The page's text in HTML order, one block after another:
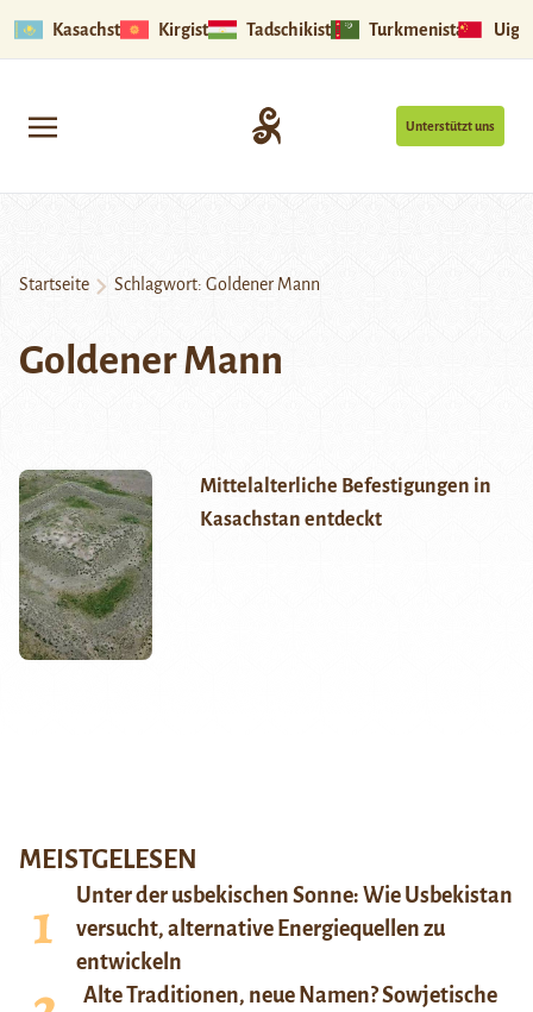
Kasachstan Kirgistan Tadschikistan Turkmenistan
Unterstützt uns
Startseite Schlagwort: Goldener Mann
Goldener Mann
Mittelalterliche Befestigungen in
Kasachstan entdeckt
MEISTGELESEN
Unter der usbekischen Sonne: Wie Usbekistan
versucht, alternative Energiequellen zu
entwickeln
Alte Traditionen, neue Namen? Sowjetische